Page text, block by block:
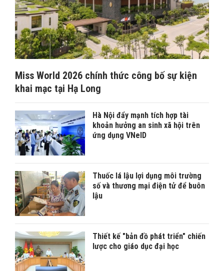
Miss World 2026 chính thức công bố sự kiện
khai mạc tại Hạ Long
Hà Nội đẩy mạnh tích hợp tài
khoản hưởng an sinh xã hội trên
ứng dụng VNeID
Thuốc lá lậu lợi dụng môi trường
số và thương mại điện tử để buôn
lậu
Thiết kế "bản đồ phát triển" chiến
lược cho giáo dục đại học